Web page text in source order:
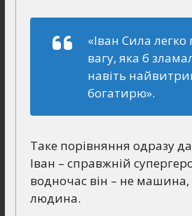
«Іван Сила легко
вагу, яка б
навіть
богатирю».
Таке порівняння одразу
Іван – справжній
водночас він – не машина,
людина.